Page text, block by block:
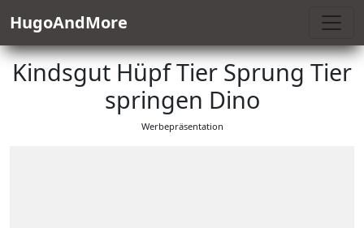
HugoAndMore
Kindsgut Hüpf Tier Sprung Tier
springen Dino
Werbepräsentation